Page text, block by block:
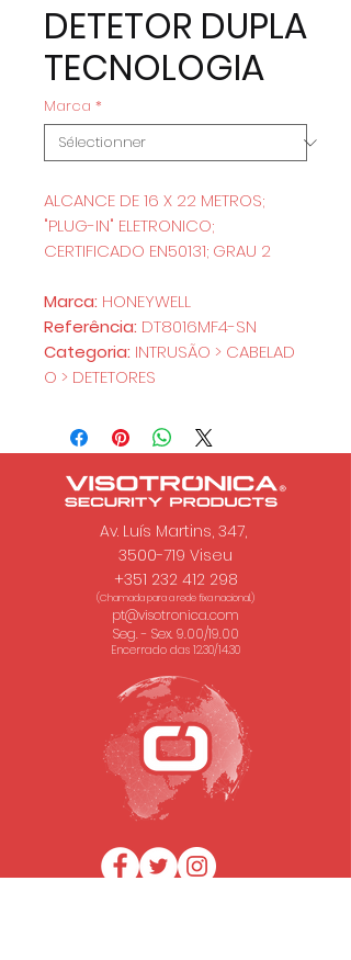
DETETOR DUPLA
TECNOLOGIA
Marca *
ALCANCE DE 16 X 22 METROS;
"PLUG-IN" ELETRONICO;
CERTIFICADO EN50131; GRAU 2
Marca: HONEYWELL
Referência: DT8016MF4-SN
Categoria: INTRUSÃO > CABELAD
O > DETETORES
Av. Luís Martins, 347,
3500-719 Viseu
+351 232 412 298
(Chamada para a rede fixa nacional.)
pt@visotronica.com
Seg. - Sex. 9.00/19.00
Encerrado das 12.30/14.30